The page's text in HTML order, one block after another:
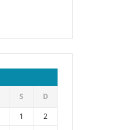
S
D
1
2